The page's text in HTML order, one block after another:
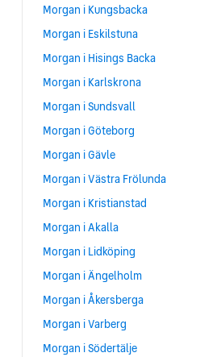
Morgan i Kungsbacka
Morgan i Eskilstuna
Morgan i Hisings Backa
Morgan i Karlskrona
Morgan i Sundsvall
Morgan i Göteborg
Morgan i Gävle
Morgan i Västra Frölunda
Morgan i Kristianstad
Morgan i Akalla
Morgan i Lidköping
Morgan i Ängelholm
Morgan i Åkersberga
Morgan i Varberg
Morgan i Södertälje